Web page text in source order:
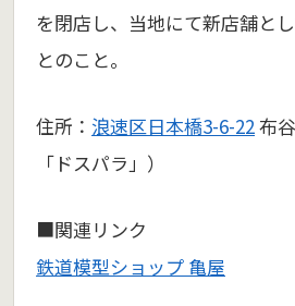
を閉店し、当地にて新店舗と
とのこと。
住所： 浪速区日本橋3-6-22布
「ドスパラ」）
■関連リンク
鉄道模型ショップ 亀屋